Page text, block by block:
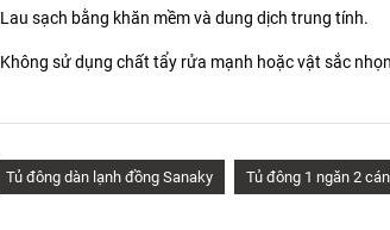
Lau sạch bằng khăn mềm và dung dịch trung tính.
Không sử dụng chất tẩy rửa mạnh hoặc vật sắc
Tủ đông dàn lạnh đồng Sanaky Tủ đông 1 ngăn 2